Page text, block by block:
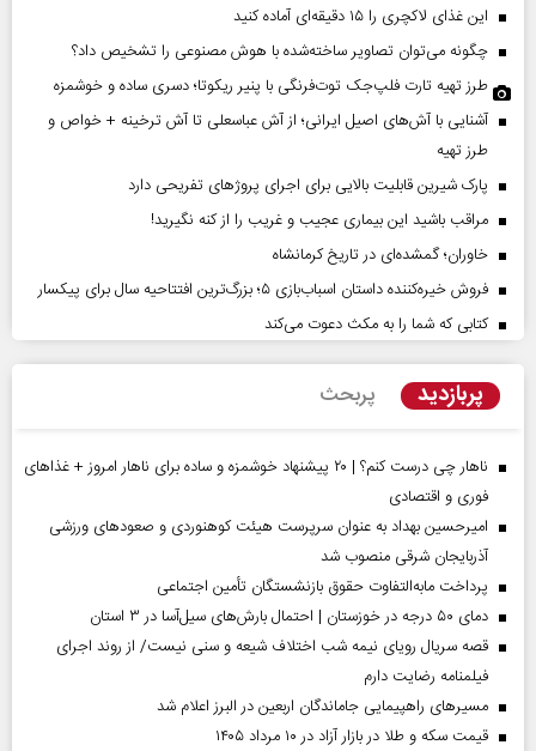
این غذای لاکچری را ۱۵ دقیقه‌ای آماده کنید
چگونه می‌توان تصاویر ساخته‌شده با هوش مصنوعی را تشخیص داد؟
طرز تهیه تارت فلپ‌جک توت‌فرنگی با پنیر ریکوتا؛ دسری ساده و خوشمزه
آشنایی با آش‌های اصیل ایرانی؛ از آش عباسعلی تا آش ترخینه + خواص و
طرز تهیه
پارک شیرین قابلیت‌ بالایی برای اجرای پروژهای تفریحی دارد
مراقب باشید این بیماری عجیب و غریب را از کنه نگیرید!
خاوران؛ گمشده‌ای در تاریخ کرمانشاه
فروش خیره‌کننده داستان اسباب‌بازی ۵؛ بزرگ‌ترین افتتاحیه سال برای پیکسار
کتابی که شما را به مکث دعوت می‌کند
پربازدید پربحث
ناهار چی درست کنم؟ | ۲۰ پیشنهاد خوشمزه و ساده برای ناهار امروز + غذاهای
فوری و اقتصادی
امیرحسین بهداد به عنوان سرپرست هیئت کوهنوردی و صعودهای ورزشی
آذربایجان شرقی منصوب شد
پرداخت مابه‌التفاوت حقوق بازنشستگان تأمین اجتماعی
دمای ۵۰ درجه در خوزستان | احتمال بارش‌های سیل‌آسا در ۳ استان
قصه سریال رویای نیمه شب اختلاف شیعه و سنی نیست/ از روند اجرای
فیلمنامه رضایت دارم
مسیر‌های راهپیمایی جاماندگان اربعین در البرز اعلام شد
قیمت سکه و طلا در بازار آزاد در ۱۰ مرداد ۱۴۰۵